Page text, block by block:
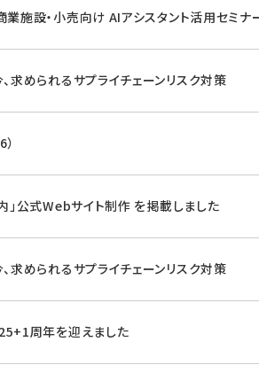
業施設・小売向け AIアシスタント活用セミナ
求められるサプライチェーンリスク対策
公式Webサイト制作 を掲載しました
求められるサプライチェーンリスク対策
周年を迎えました